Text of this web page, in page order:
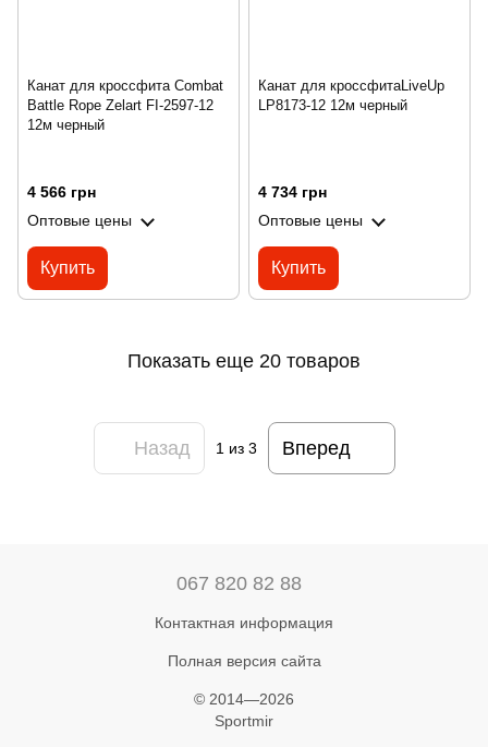
Канат для кроссфита Combat
Battle Rope Zelart FI-2597-12
12м черный
4 566 грн
Оптовые цены
Купить
Канат для кроссфитаLiveUp
LP8173-12 12м черный
4 734 грн
Оптовые цены
Купить
Показать еще 20 товаров
Назад 1из 3 Вперед
067 820 82 88
Контактная информация
Полная версия сайта
© 2014—2026
Sportmir